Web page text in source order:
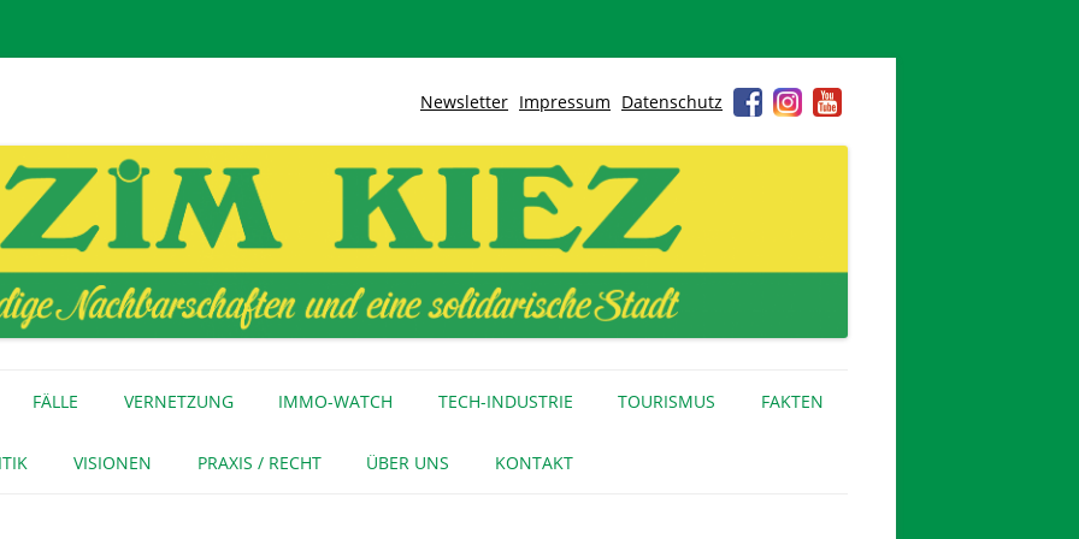
Newsletter Impressum Datenschutz
Inhalt
springen
MEDIENECHO
FÄLLE
GEWERBE
VERNETZUNG
INITIATIVEN
IMMO-WATCH TECH-INDUSTRIE TOURISMUS FAKTEN
VISIONEN PRAXIS / RECHT ÜBER UNS KONTAKT